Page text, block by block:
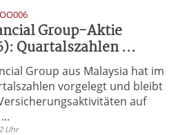
Group-Aktie
Quartalszahlen ...
Group aus Malaysia hat im
vorgelegt und bleibt
auf
Uhr